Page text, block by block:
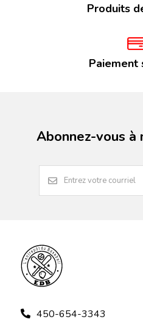
Produits
Paiement
Abonnez-vous
450-654-3343